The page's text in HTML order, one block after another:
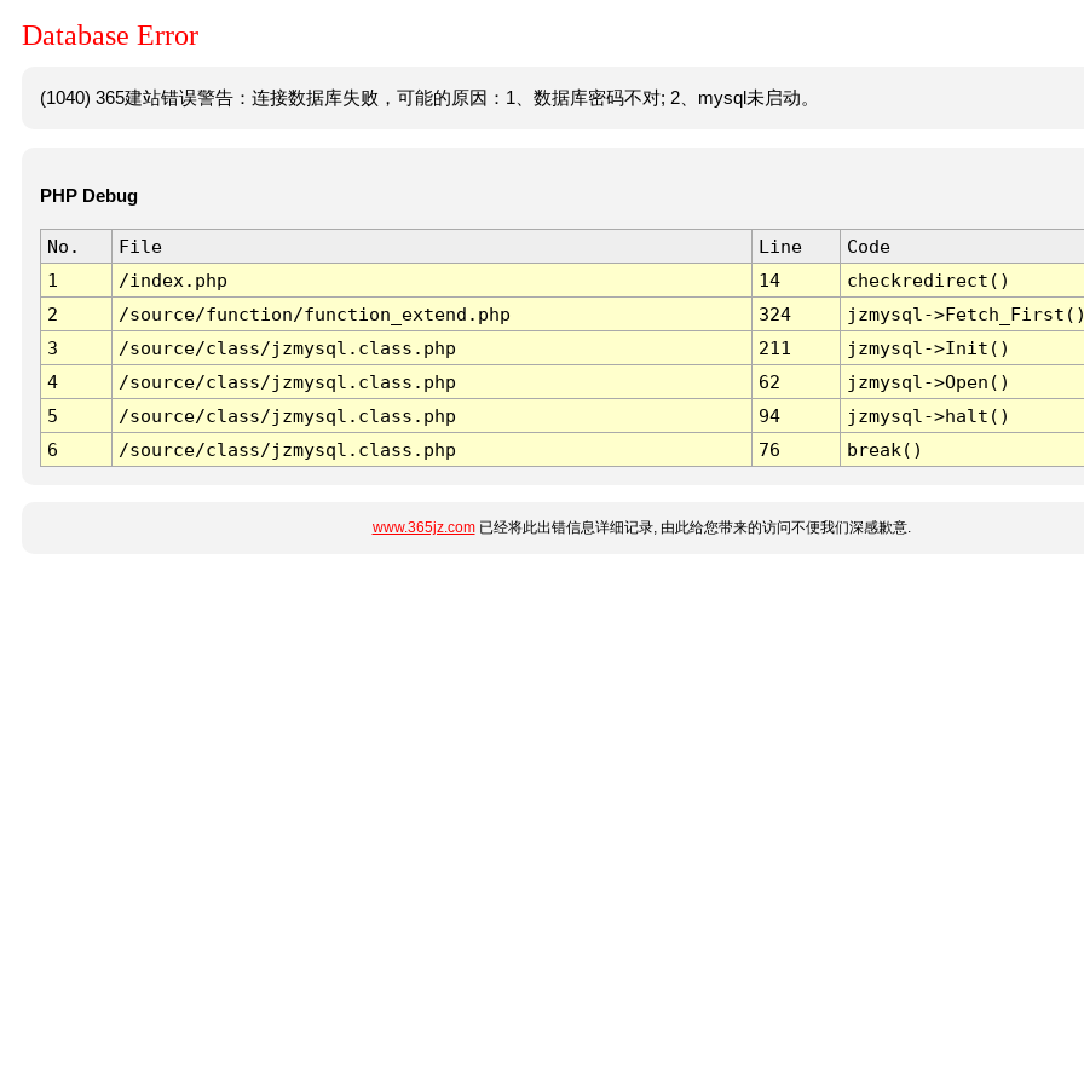
Database Error
(1040) 365建站错误警告：连接数据库失败，可能的原因：1、数据库密码不对; 2、mysql未启动。
PHP Debug
No. File Line
Code
1
/index.php 14
checkredirect()
2
/source/function/function_extend.php 324
jzmysql-
3
/source/class/jzmysql.class.php 211
jzmysql->Init()
4
/source/class/jzmysql.class.php 62
jzmysql->Open()
5
/source/class/jzmysql.class.php 94
jzmysql->halt()
6
/source/class/jzmysql.class.php 76 break()
www.365jz.com已经将此出错信息详细记录, 由此给您带来的访问不便我们深感歉意.